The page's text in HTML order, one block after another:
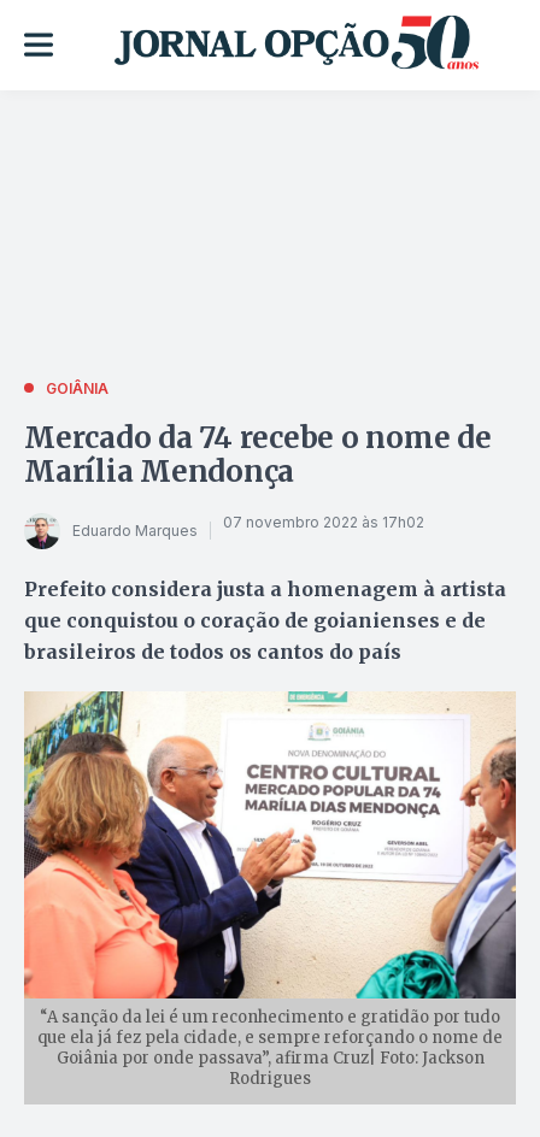
GOIÂNIA
Mercado da 74 recebe o nome de
Marília Mendonça
Eduardo Marques 07 novembro 2022 às 17h02
Prefeito considera justa a homenagem à artista
que conquistou o coração de goianienses e de
brasileiros de todos os cantos do país
“A sanção da lei é um reconhecimento e gratidão por tudo
que ela já fez pela cidade, e sempre reforçando o nome de
Goiânia por onde passava”, afirma Cruz| Foto: Jackson
Rodrigues